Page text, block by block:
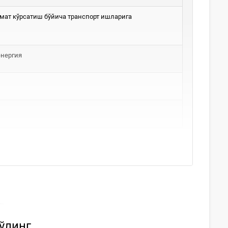
кўрсатиш бўйича транспорт ишларига